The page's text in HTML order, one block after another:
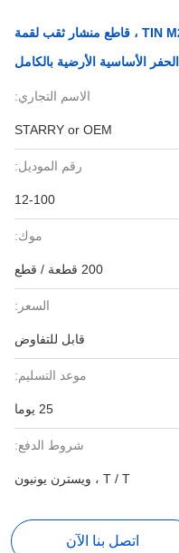
منشار ثقب HSS مطلي بـ TIN M2 / 4341 ، قاطع منشار ثقب لقمة
الحفر الأساسية الأرضية بالكامل
الاسم التجاري:
STARRY or OEM
رقم الموديل:
12-100
موك:
200 قطعة / قطع
السعر:
قابل للتفاوض
موعد التسليم:
25 يوما
شروط الدفع:
T / T ، ويسترن يونيون
اتصل بنا الآن